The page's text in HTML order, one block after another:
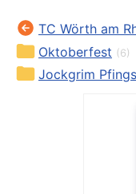
TC Wörth am
Oktoberfest (6)
Jockgrim